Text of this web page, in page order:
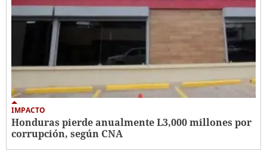
IMPACTO
Honduras pierde anualmente L3,000 millones por
corrupción, según CNA